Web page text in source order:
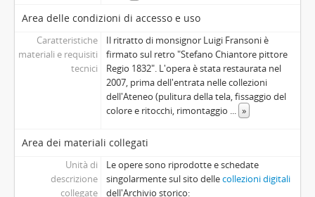
Area delle condizioni di accesso e uso
Caratteristiche
materiali e requisiti
tecnici
Il ritratto di monsignor Luigi Fransoni è
firmato sul retro "Stefano Chiantore pittore
Regio 1832". L'opera è stata restaurata nel
2007, prima dell'entrata nelle collezioni
dell'Ateneo (pulitura della tela, fissaggio del
colore e ritocchi, rimontaggio ... »
Area dei materiali collegati
Unità di
descrizione
collegate
Le opere sono riprodotte e schedate
singolarmente sul sito dellecollezioni digitali
dell'Archivio storico: